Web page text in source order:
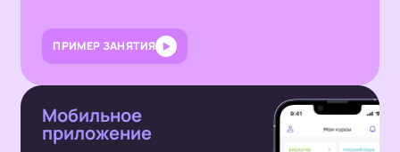
ПРИМЕР ЗАНЯТИЯ
Мобильное
приложение